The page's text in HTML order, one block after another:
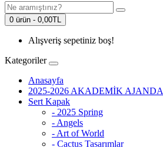
0 ürün - 0,00TL
Alışveriş sepetiniz boş!
Kategoriler
Anasayfa
2025-2026 AKADEMİK AJANDA
Sert Kapak
- 2025 Spring
- Angels
- Art of World
- Cactus Tasarımlar